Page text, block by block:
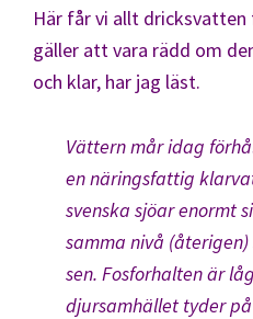
Här får vi allt
gäller att vara rädd om
och klar, har jag läst.
Vättern mår idag
en näringsfattig
svenska sjöar enormt
samma nivå
sen. Fosforhalten är
djursamhället tyder